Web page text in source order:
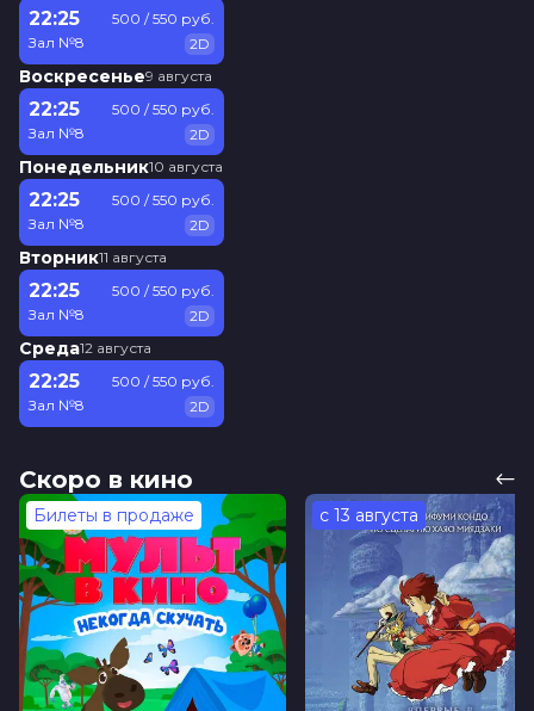
Меморандум
до 3 июля
22:25
Зал №8
500 / 550 руб.
2D
Воскресенье9 августа
22:25
Зал №8
500 / 550 руб.
2D
Понедельник10 августа
22:25
Зал №8
500 / 550 руб.
2D
Вторник11 августа
22:25
Зал №8
500 / 550 руб.
2D
Среда12 августа
22:25
Зал №8
500 / 550 руб.
2D
Скоро в кино
Билеты в продаже с 13 августа